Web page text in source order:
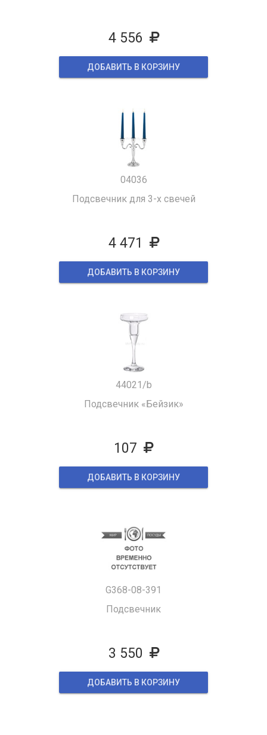
4 556
ДОБАВИТЬ В КОРЗИНУ
04036
Подсвечник для 3-х свечей
4 471
ДОБАВИТЬ В КОРЗИНУ
44021/b
Подсвечник «Бейзик»
107
ДОБАВИТЬ В КОРЗИНУ
G368-08-391
Подсвечник
3 550
ДОБАВИТЬ В КОРЗИНУ